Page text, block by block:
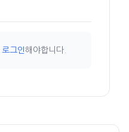
로그인해야합니다.